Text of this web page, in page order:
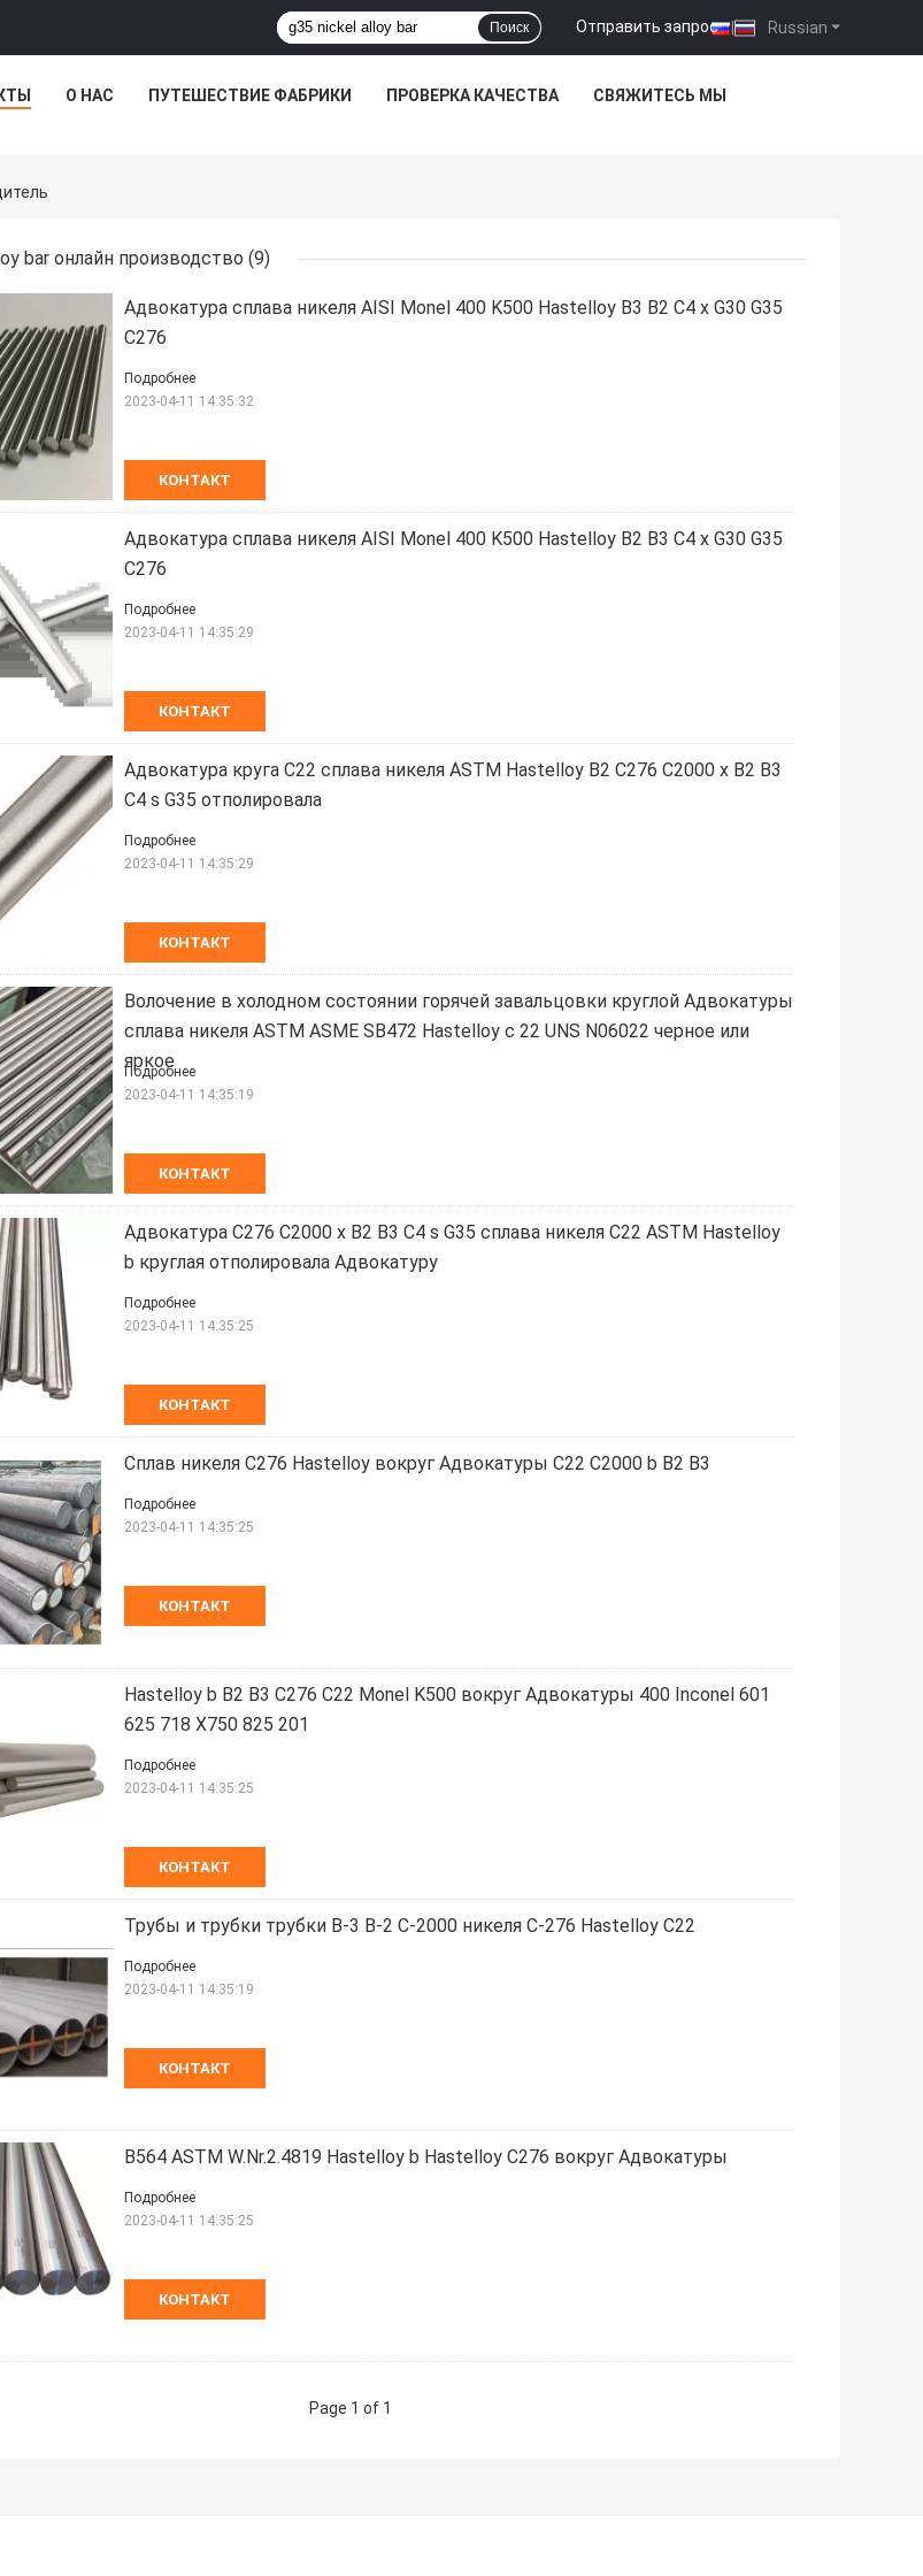
Russian
Отправить запрос |
Поиск
О НАС ПУТЕШЕСТВИЕ ФАБРИКИ ПРОВЕРКА КАЧЕСТВА СВЯЖИТЕСЬ МЫ
bar онлайн производство (9)
Адвокатура сплава никеля AISI Monel 400 K500 Hastelloy B3 B2 C4 x G30 G35
C276
КОНТАКТ
Подробнее
2023-04-11 14:35:32
Адвокатура сплава никеля AISI Monel 400 K500 Hastelloy B2 B3 C4 x G30 G35
C276
КОНТАКТ
Подробнее
2023-04-11 14:35:29
Адвокатура круга C22 сплава никеля ASTM Hastelloy B2 C276 C2000 x B2 B3
C4 s G35 отполировала
КОНТАКТ
Подробнее
2023-04-11 14:35:29
Волочение в холодном состоянии горячей завальцовки круглой Адвокатуры
сплава никеля ASTM ASME SB472 Hastelloy c 22 UNS N06022 черное или
яркое
КОНТАКТ
Подробнее
2023-04-11 14:35:19
Адвокатура C276 C2000 x B2 B3 C4 s G35 сплава никеля C22 ASTM Hastelloy
b круглая отполировала Адвокатуру
КОНТАКТ
Подробнее
2023-04-11 14:35:25
Сплав никеля C276 Hastelloy вокруг Адвокатуры C22 C2000 b B2 B3
КОНТАКТ
Подробнее
2023-04-11 14:35:25
Hastelloy b B2 B3 C276 C22 Monel K500 вокруг Адвокатуры 400 Inconel 601
625 718 X750 825 201
КОНТАКТ
Подробнее
2023-04-11 14:35:25
Трубы и трубки трубки B-3 B-2 C-2000 никеля C-276 Hastelloy C22
КОНТАКТ
Подробнее
2023-04-11 14:35:19
B564 ASTM W.Nr.2.4819 Hastelloy b Hastelloy C276 вокруг Адвокатуры
КОНТАКТ
Подробнее
2023-04-11 14:35:25
Page 1 of 1